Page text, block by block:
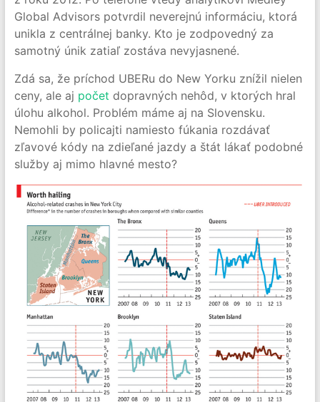
Global Advisors potvrdil neverejnú informáciu, ktorá
unikla z centrálnej banky. Kto je zodpovedný za
samotný únik zatiaľ zostáva nevyjasnené.
Zdá sa, že príchod UBERu do New Yorku znížil nielen
ceny, ale aj počet dopravných nehôd, v ktorých hral
úlohu alkohol. Problém máme aj na Slovensku.
Nemohli by policajti namiesto fúkania rozdávať
zľavové kódy na zdieľané jazdy a štát lákať podobné
služby aj mimo hlavné mesto?